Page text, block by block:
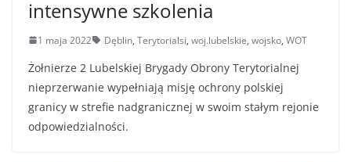
intensywne szkolenia
1 maja 2022 Dęblin, Terytorialsi, woj.lubelskie, wojsko, WOT
Żołnierze 2 Lubelskiej Brygady Obrony Terytorialnej
nieprzerwanie wypełniają misję ochrony polskiej
granicy w strefie nadgranicznej w swoim stałym rejonie
odpowiedzialności.